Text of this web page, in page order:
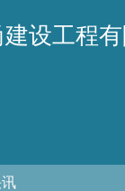
设工程有